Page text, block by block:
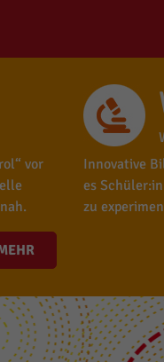
vor
Innovative
es
zu